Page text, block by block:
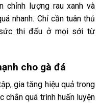
chỉnh lượng rau xanh và
nhanh. Chỉ cần tuân thủ
thi đấu ở mọi sới từ
cho gà đá
gia tăng hiệu quả trong
chắn quá trình huấn luyện